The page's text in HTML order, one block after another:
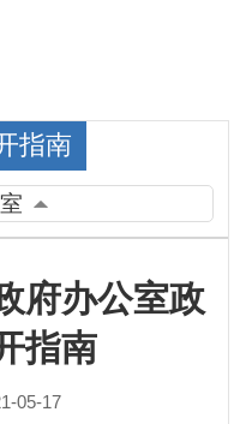
指南
府办公室政
指南
05-17